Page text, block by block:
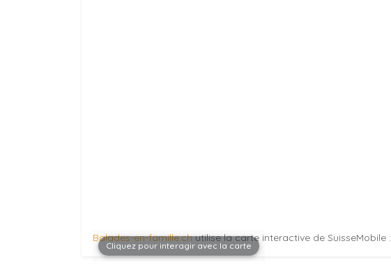
Cliquez pour interagir avec la carte
Balades-en-famille.chutilise la carte interactive de SuisseMobile :